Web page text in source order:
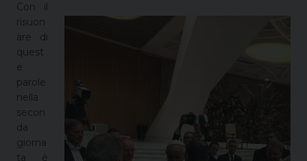
Con il
risuon
are di
quest
e
parole
nella
secon
da
giorna
ta è